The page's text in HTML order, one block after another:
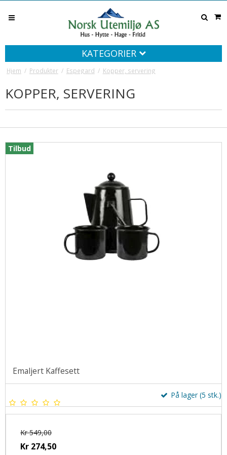
KATEGORIER
Hjem / Produkter / Espegard / Kopper, servering
KOPPER, SERVERING
Tilbud
Emaljert Kaffesett
På lager (5 stk.)
Kr 549,00
Kr 274,50